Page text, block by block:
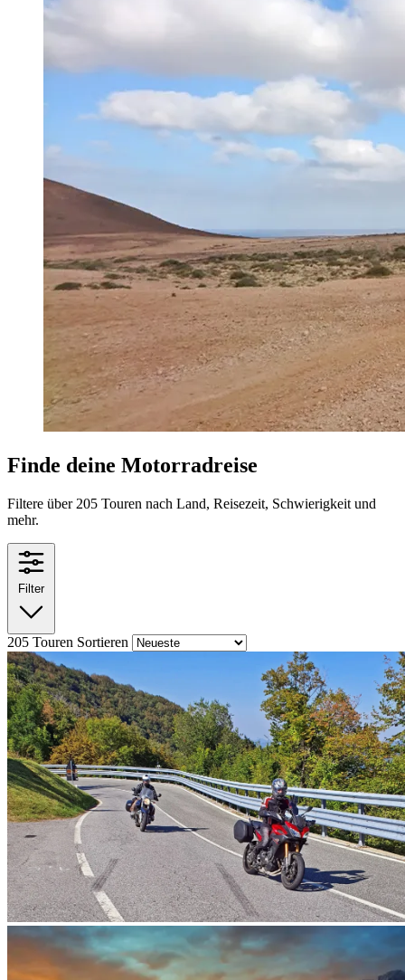
Finde deine Motorradreise
Filtere über 205 Touren nach Land, Reisezeit, Schwierigkeit und
mehr.
Filter
205 Touren Sortieren